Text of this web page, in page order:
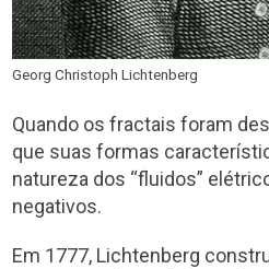
Georg Christoph Lichtenberg
Quando os fractais foram
que suas formas
natureza dos “fluidos”
negativos.
Em 1777, Lichtenberg